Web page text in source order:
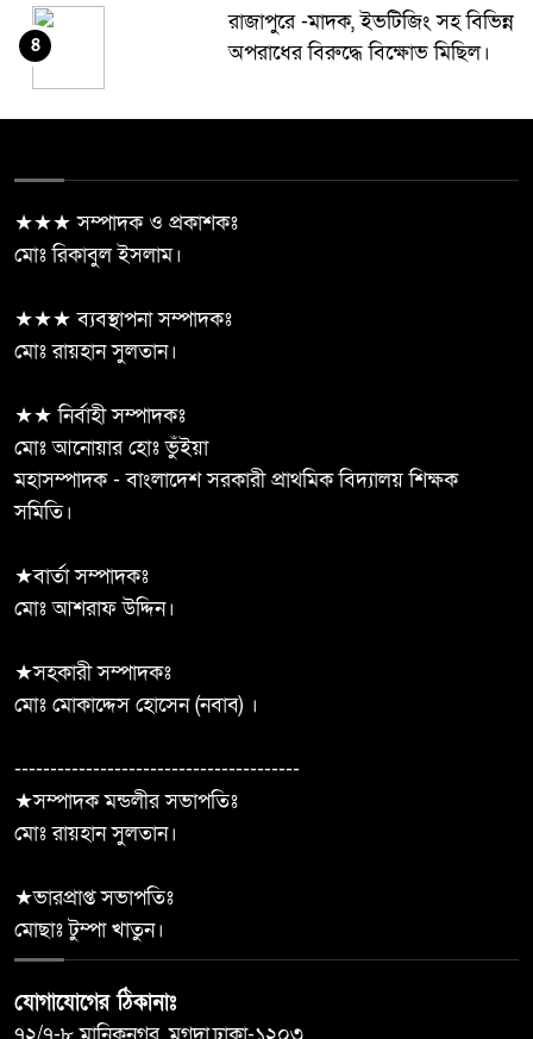
রাজাপুরে -মাদক, ইভটিজিং সহ বিভিন্ন
অপরাধের বিরুদ্ধে বিক্ষোভ মিছিল।
৪
‎বাংলা কিউআর’ নিয়ে দুমকিতে অগ্রণী
দুমকিতে মাদকবিরোধী অভিযানে বড়
৬
৭
চট্টগ্রামের রাউজানে একুশে পদকপ্রাপ্ত
ড. বিকিরণ প্রসাদ বড়ুয়া ও অধ্যক্ষ
৮
৯
রাউজান প্রবাসী যুব পরিষদের পক্ষ
অনুদান প্রদান
★★★ সম্পাদক ও প্রকাশকঃ
মোঃ রিকাবুল ইসলাম।
★★★ ব্যবস্থাপনা সম্পাদকঃ
মোঃ রায়হান সুলতান।
★★ নির্বাহী সম্পাদকঃ
মোঃ আনোয়ার হোঃ ভুঁইয়া
মহাসম্পাদক - বাংলাদেশ সরকারী প্রাথমিক বিদ্যালয় শিক্ষক
সমিতি।
★বার্তা সম্পাদকঃ
মোঃ আশরাফ উদ্দিন।
★সহকারী সম্পাদকঃ
মোঃ মোকাদ্দেস হোসেন (নবাব) ।
----------------------------------------
★সম্পাদক মন্ডলীর সভাপতিঃ
মোঃ রায়হান সুলতান।
★ভারপ্রাপ্ত সভাপতিঃ
মোছাঃ টুম্পা খাতুন।
যোগাযোগের ঠিকানাঃ